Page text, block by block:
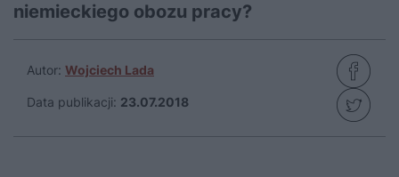
niemieckiego obozu pracy?
Autor: Wojciech Lada
Data publikacji: 23.07.2018